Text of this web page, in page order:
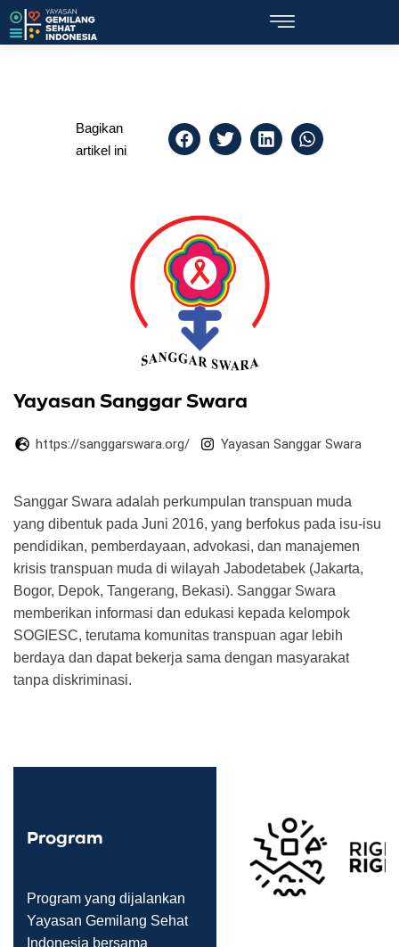
Bagikan
artikel ini
Yayasan Sanggar Swara
https://sanggarswara.org/ Yayasan Sanggar Swara
Sanggar Swara adalah perkumpulan transpuan muda
yang dibentuk pada Juni 2016, yang berfokus pada isu-isu
pendidikan, pemberdayaan, advokasi, dan manajemen
krisis transpuan muda di wilayah Jabodetabek (Jakarta,
Bogor, Depok, Tangerang, Bekasi). Sanggar Swara
memberikan informasi dan edukasi kepada kelompok
SOGIESC, terutama komunitas transpuan agar lebih
berdaya dan dapat bekerja sama dengan masyarakat
tanpa diskriminasi.
Program
Program yang dijalankan
Yayasan Gemilang Sehat
Indonesia bersama